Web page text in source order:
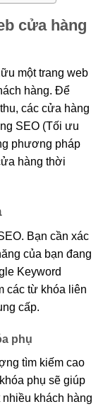
cửa hàng
một trang web
hàng. Để
các cửa hàng
SEO (Tối ưu
phương pháp
hàng thời
Bạn cần xác
của bạn đang
Keyword
các từ khóa liên
cấp.
phụ
tìm kiếm cao
phụ sẽ giúp
khách hàng